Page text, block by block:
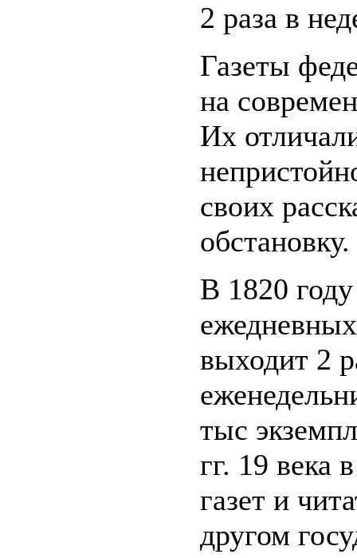
2 раза в
Газеты
на
Их
своих
обстановку.
В 1820
выходит 2
тыс
гг. 19
газет и
другом